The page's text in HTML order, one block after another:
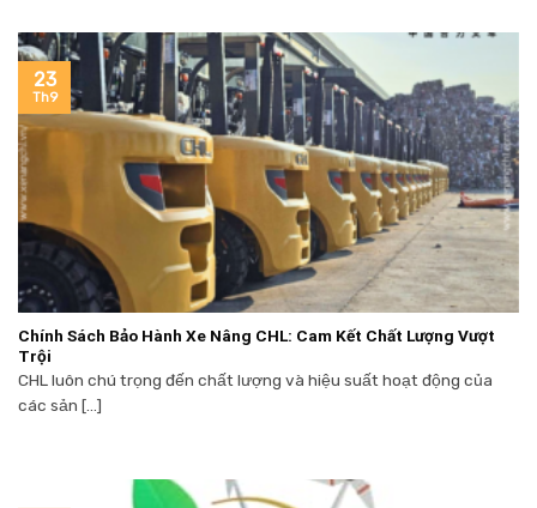
Chính Sách Bảo Hành Xe Nâng CHL: Cam Kết Chất Lượng Vượt
Trội
CHL luôn chú trọng đến chất lượng và hiệu suất hoạt động của
các sản [...]
23
Th9